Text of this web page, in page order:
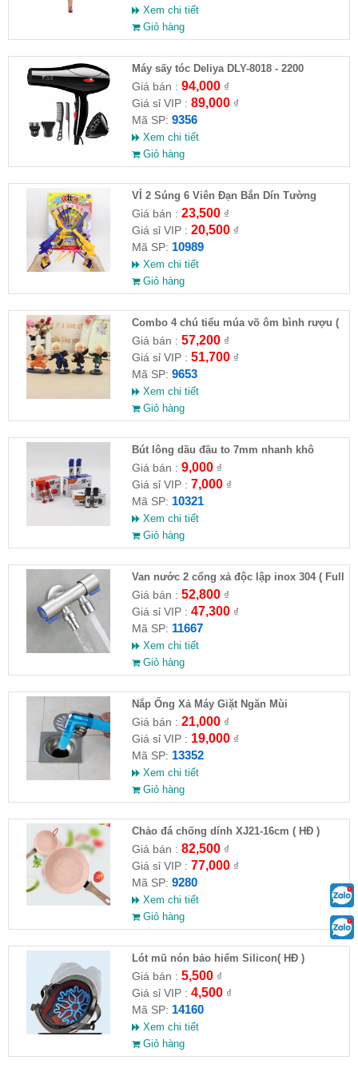
Xem chi tiết
Giỏ hàng
Máy sấy tóc Deliya DLY-8018 - 2200
Giá bán : 94,000₫
Giá sỉ VIP : 89,000₫
Mã SP: 9356
Xem chi tiết
Giỏ hàng
VỈ 2 Súng 6 Viên Đạn Bắn Dín Tường
Giá bán : 23,500₫
Giá sỉ VIP : 20,500₫
Mã SP: 10989
Xem chi tiết
Giỏ hàng
Combo 4 chú tiểu múa võ ôm bình rượu (
HĐ )
Giá bán : 57,200₫
Giá sỉ VIP : 51,700₫
Mã SP: 9653
Xem chi tiết
Giỏ hàng
Bút lông dầu đầu to 7mm nhanh khô
Giá bán : 9,000₫
Giá sỉ VIP : 7,000₫
Mã SP: 10321
Xem chi tiết
Giỏ hàng
Van nước 2 cổng xả độc lập inox 304 ( Full
VAT )
Giá bán : 52,800₫
Giá sỉ VIP : 47,300₫
Mã SP: 11667
Xem chi tiết
Giỏ hàng
Nắp Ống Xả Máy Giặt Ngăn Mùi
Giá bán : 21,000₫
Giá sỉ VIP : 19,000₫
Mã SP: 13352
Xem chi tiết
Giỏ hàng
Chảo đá chống dính XJ21-16cm ( HĐ )
Giá bán : 82,500₫
Giá sỉ VIP : 77,000₫
Mã SP: 9280
Xem chi tiết
Giỏ hàng
Lót mũ nón bảo hiểm Silicon( HĐ )
Giá bán : 5,500₫
Giá sỉ VIP : 4,500₫
Mã SP: 14160
Xem chi tiết
Giỏ hàng